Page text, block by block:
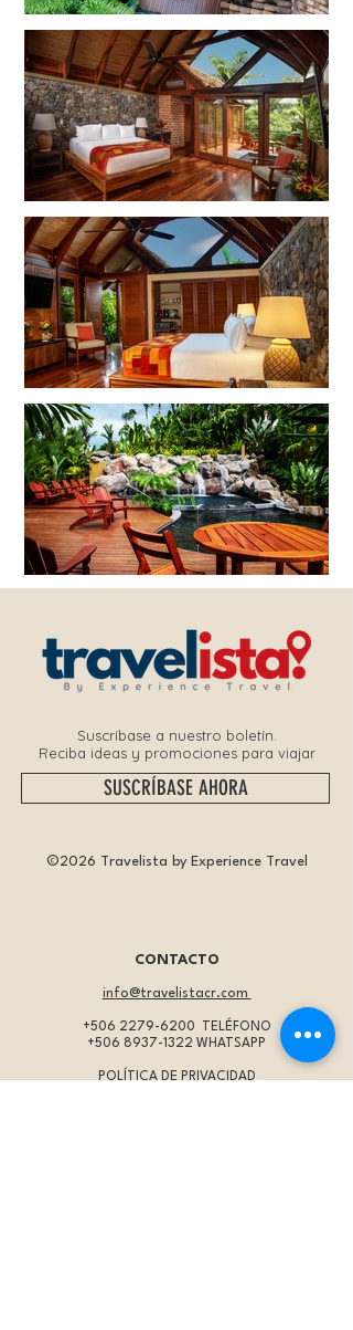
Suscríbase a nuestro boletín.
Reciba ideas y promociones para viajar
SUSCRÍBASE AHORA
©2026 Travelista by Experience Travel
CONTACTO
info@travelistacr.com
+506 2279-6200
TELÉFONO
+506 8937-1322 WHATSAPP
POLÍTICA DE PRIVACIDAD